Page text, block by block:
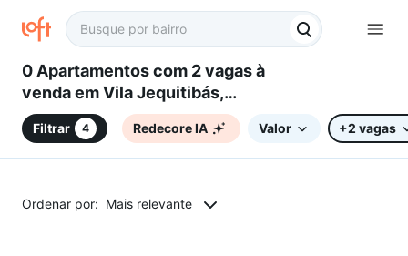
0 Apartamentos com 2 vagas à
venda em Vila Jequitibás,
Campinas, SP
Filtrar 4 Redecore IA Valor +2 vagas
Ordenar por: Mais relevante